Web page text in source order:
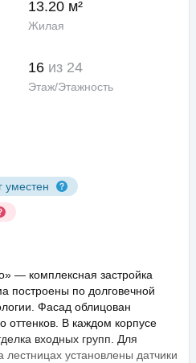
уместен
13.20 м²
Жилая
16 из 24
Этаж/Этажность
— комплексная застройка
построены по долговечной
Фасад облицован
оттенков. В каждом корпусе
входных групп. Для
лестницах установлены датчики